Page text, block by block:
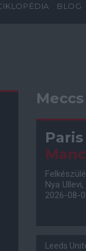
BLOG
Nya
2026-08-
Leeds